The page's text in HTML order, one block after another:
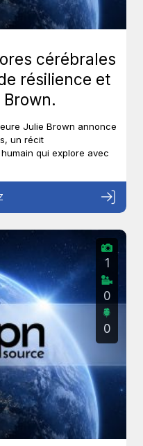
cérébrales
résilience et
Brown.
Julie Brown annonce
un récit
qui explore avec
1
0
0